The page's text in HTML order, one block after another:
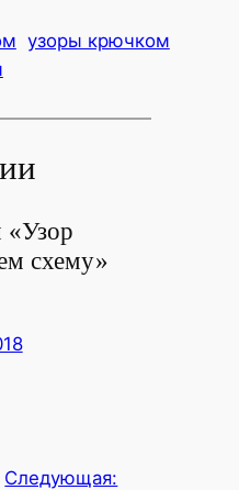
узоры крючком
«Узор
схему»
Следующая: